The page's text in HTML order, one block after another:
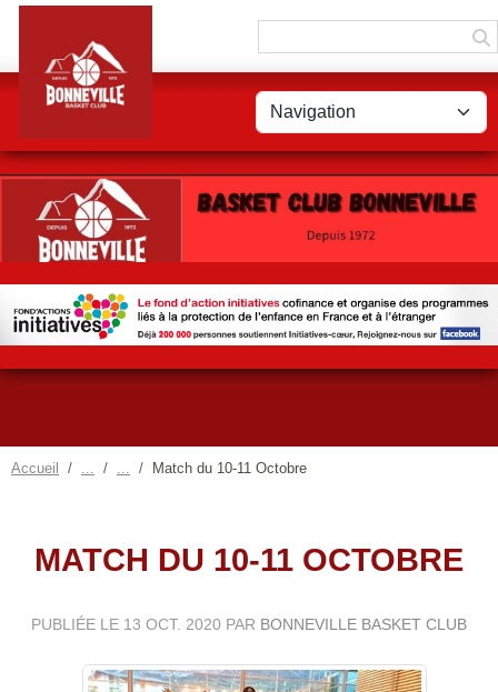
Accueil Match du 10-11 Octobre
MATCH DU 10-11 OCTOBRE
PUBLIÉE LE 13 OCT. 2020 PAR BONNEVILLE BASKET CLUB